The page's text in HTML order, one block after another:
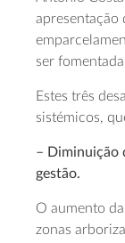
apresentação
ser
Estes três
sistémicos,
– Diminuição
gestão.
O aumento
zonas